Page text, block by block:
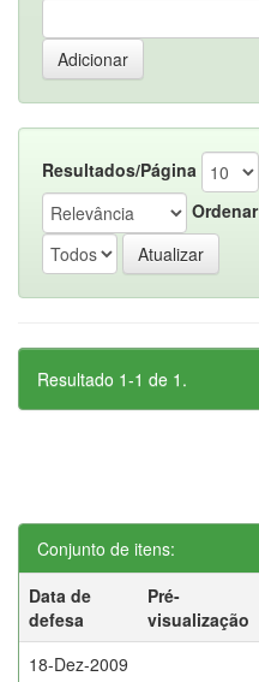
Resultados/Página
Ordenar
Resultado 1-1 de 1.
Conjunto de itens:
Data de
defesa
Pré-
visualização
18-Dez-2009